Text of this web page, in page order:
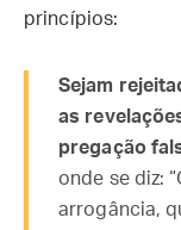
princípios:
Sejam
as
pregação
onde se diz:
arrogância,